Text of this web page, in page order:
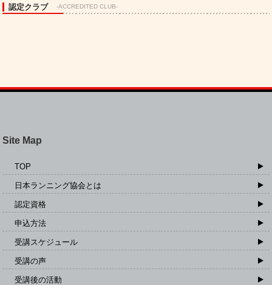
認定クラブ -ACCREDITED CLUB-
Site Map
TOP
日本ランニング協会とは
認定資格
申込方法
受講スケジュール
受講の声
受講後の活動